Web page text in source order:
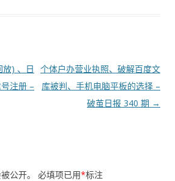
) 、日
注册 –
个体户办营业执照、破解百度文
库被判、手机电脑平板的选择 –
破茧日报 340 期 →
公开。 必填项已用*标注